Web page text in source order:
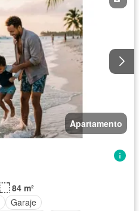
Apartamento
84 m²
Garaje